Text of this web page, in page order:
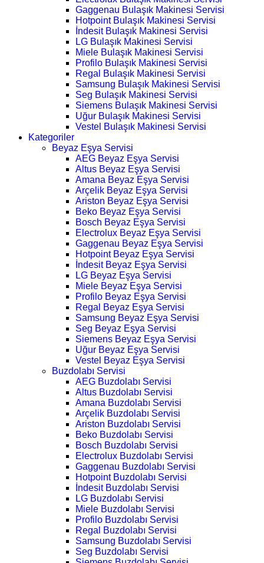
Gaggenau Bulaşık Makinesi Servisi
Hotpoint Bulaşık Makinesi Servisi
İndesit Bulaşık Makinesi Servisi
LG Bulaşık Makinesi Servisi
Miele Bulaşık Makinesi Servisi
Profilo Bulaşık Makinesi Servisi
Regal Bulaşık Makinesi Servisi
Samsung Bulaşık Makinesi Servisi
Seg Bulaşık Makinesi Servisi
Siemens Bulaşık Makinesi Servisi
Uğur Bulaşık Makinesi Servisi
Vestel Bulaşık Makinesi Servisi
Kategoriler
Beyaz Eşya Servisi
AEG Beyaz Eşya Servisi
Altus Beyaz Eşya Servisi
Amana Beyaz Eşya Servisi
Arçelik Beyaz Eşya Servisi
Ariston Beyaz Eşya Servisi
Beko Beyaz Eşya Servisi
Bosch Beyaz Eşya Servisi
Electrolux Beyaz Eşya Servisi
Gaggenau Beyaz Eşya Servisi
Hotpoint Beyaz Eşya Servisi
İndesit Beyaz Eşya Servisi
LG Beyaz Eşya Servisi
Miele Beyaz Eşya Servisi
Profilo Beyaz Eşya Servisi
Regal Beyaz Eşya Servisi
Samsung Beyaz Eşya Servisi
Seg Beyaz Eşya Servisi
Siemens Beyaz Eşya Servisi
Uğur Beyaz Eşya Servisi
Vestel Beyaz Eşya Servisi
Buzdolabı Servisi
AEG Buzdolabı Servisi
Altus Buzdolabı Servisi
Amana Buzdolabı Servisi
Arçelik Buzdolabı Servisi
Ariston Buzdolabı Servisi
Beko Buzdolabı Servisi
Bosch Buzdolabı Servisi
Electrolux Buzdolabı Servisi
Gaggenau Buzdolabı Servisi
Hotpoint Buzdolabı Servisi
İndesit Buzdolabı Servisi
LG Buzdolabı Servisi
Miele Buzdolabı Servisi
Profilo Buzdolabı Servisi
Regal Buzdolabı Servisi
Samsung Buzdolabı Servisi
Seg Buzdolabı Servisi